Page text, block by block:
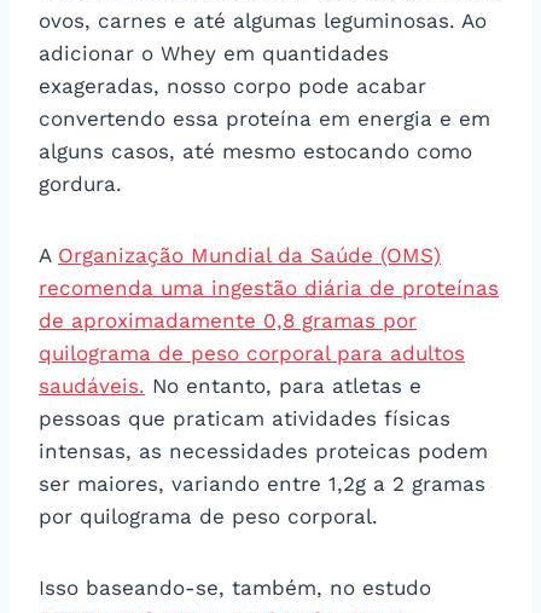
ovos, carnes e até algumas leguminosas. Ao
adicionar o Whey em quantidades
exageradas, nosso corpo pode acabar
convertendo essa proteína em energia e em
alguns casos, até mesmo estocando como
gordura.
A Organização Mundial da Saúde (OMS)
recomenda uma ingestão diária de proteínas
de aproximadamente 0,8 gramas por
quilograma de peso corporal para adultos
saudáveis. No entanto, para atletas e
pessoas que praticam atividades físicas
intensas, as necessidades proteicas podem
ser maiores, variando entre 1,2g a 2 gramas
por quilograma de peso corporal.
Isso baseando-se, também, no estudo